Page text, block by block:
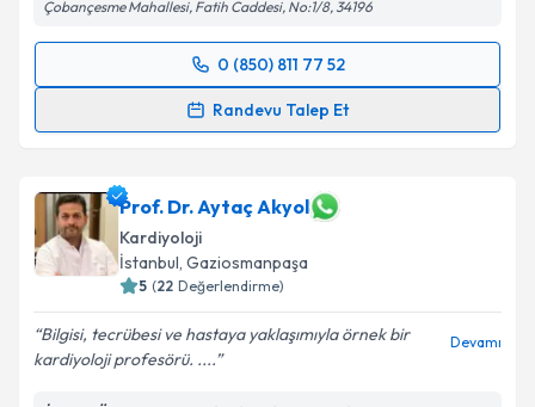
kapsamda işlenmesini kabul ediyorum.
Takvim Talebini Gönder
Çobançesme Mahallesi, Fatih Caddesi, No:1/8, 34196
0 (850) 811 77 52
Randevu Talep Et
Randevu Takvimi Talebi
randevu almanız için bir takvim hazırlandığında e-
posta ile bilgilendireceğiz.
E-posta Adresiniz
Prof. Dr. Aytaç Akyol
Kardiyoloji
İstanbul, Gaziosmanpaşa
5 (22 Değerlendirme)
Bilgisi, tecrübesi ve hastaya yaklaşımıyla örnek bir
kardiyoloji profesörü. ....
Devamı